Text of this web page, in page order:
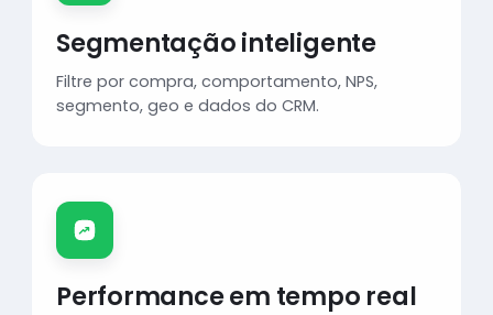
Segmentação inteligente
Filtre por compra, comportamento, NPS,
segmento, geo e dados do CRM.
Performance em tempo real